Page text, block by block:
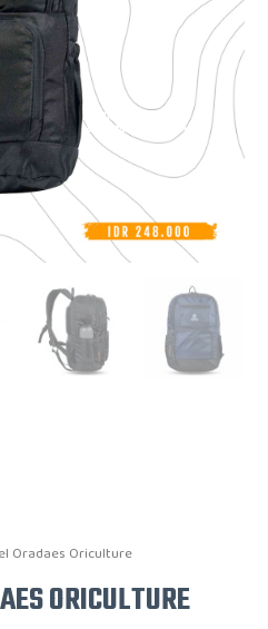
Oradaes Oriculture
ORICULTURE